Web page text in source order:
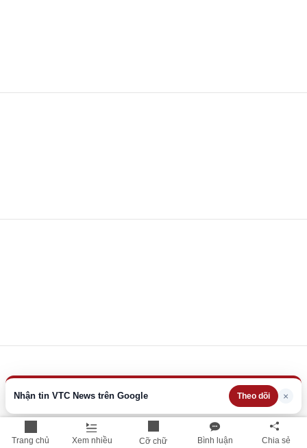
Trang chủ Xem nhiều Cỡ chữ Bình luận Chia sẻ
Nhận tin VTC News trên Google Theo dõi ×